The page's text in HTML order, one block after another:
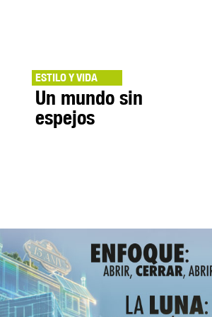
ESTILO Y VIDA
Un mundo sin
espejos